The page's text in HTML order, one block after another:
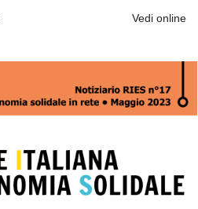
Vedi online